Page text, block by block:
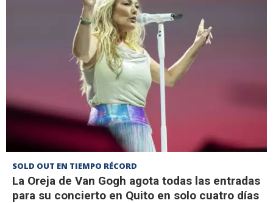
SOLD OUT EN TIEMPO RÉCORD
La Oreja de Van Gogh agota todas las entradas
para su concierto en Quito en solo cuatro días